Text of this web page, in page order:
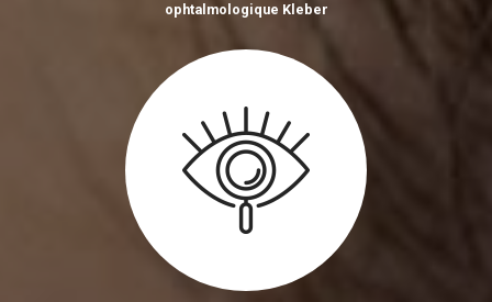
ophtalmologique Kleber